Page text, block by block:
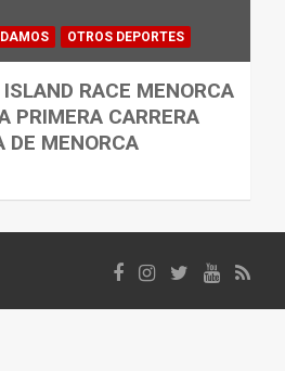
OTROS DEPORTES
ISLAND RACE MENORCA
PRIMERA CARRERA
DE MENORCA